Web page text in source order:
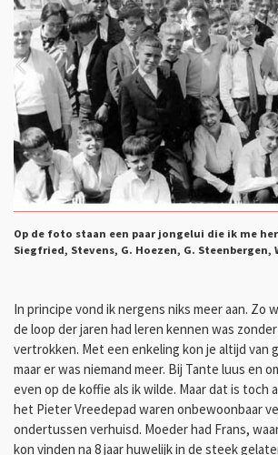
Op de foto staan een paar jongelui die ik me
Siegfried, Stevens, G. Hoezen, G. Steenbergen,
In principe vond ik nergens niks meer aan. Zo
de loop der jaren had leren kennen was
vertrokken. Met een enkeling kon je altijd van
maar er was niemand meer. Bij Tante luus en
even op de koffie als ik wilde. Maar dat is toch
het Pieter Vreedepad waren onbewoonbaar
ondertussen verhuisd. Moeder had Frans,
kon vinden na 8 jaar huwelijk in de steek